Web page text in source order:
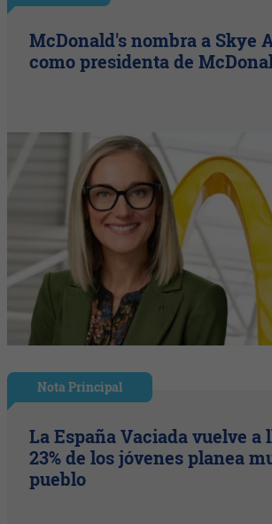
McDonald's nombra a Skye
como presidenta de
Nota Principal
La España Vaciada vuelve a
23% de los jóvenes planea
pueblo